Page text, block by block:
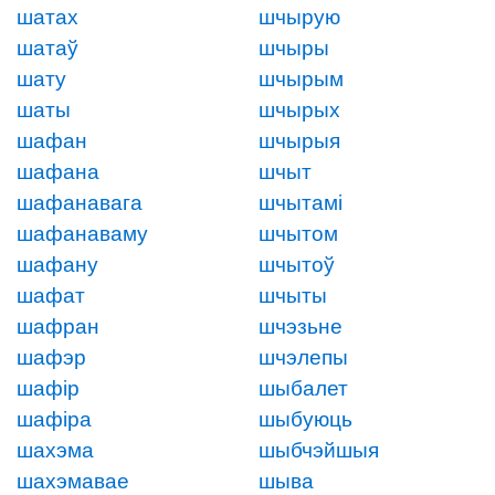
шатах
шатаў
шату
шаты
шафан
шафана
шафанавага
шафанаваму
шафану
шафат
шафран
шафэр
шафір
шафіра
шахэма
шахэмавае
шчырую
шчыры
шчырым
шчырых
шчырыя
шчыт
шчытамі
шчытом
шчытоў
шчыты
шчэзьне
шчэлепы
шыбалет
шыбуюць
шыбчэйшыя
шыва